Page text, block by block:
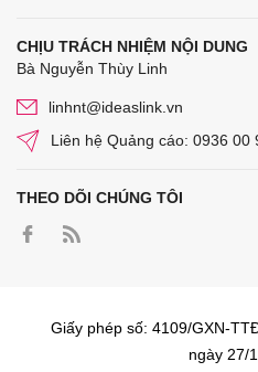
CHỊU TRÁCH NHIỆM NỘI DUNG
Bà Nguyễn Thùy Linh
linhnt@ideaslink.vn
Liên hệ Quảng cáo: 0936 00
THEO DÕI CHÚNG TÔI
Giấy phép số: 4109/GXN-
ngày 27/